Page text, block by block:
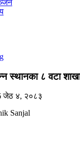
स्थानका ८ वटा
जेठ ४, २०८३
Sanjal